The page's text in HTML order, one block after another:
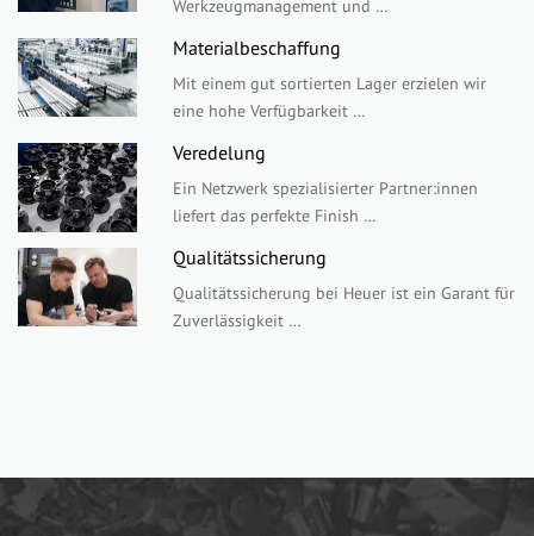
Werkzeugmanagement und …
Materialbeschaffung
Mit einem gut sortierten Lager erzielen wir
eine hohe Verfügbarkeit …
Veredelung
Ein Netzwerk spezialisierter Partner:innen
liefert das perfekte Finish …
Qualitätssicherung
Qualitätssicherung bei Heuer ist ein Garant für
Zuverlässigkeit …